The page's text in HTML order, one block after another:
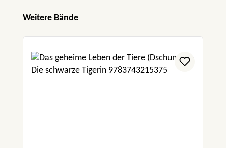
Produktgalerie überspringen
Weitere Bände